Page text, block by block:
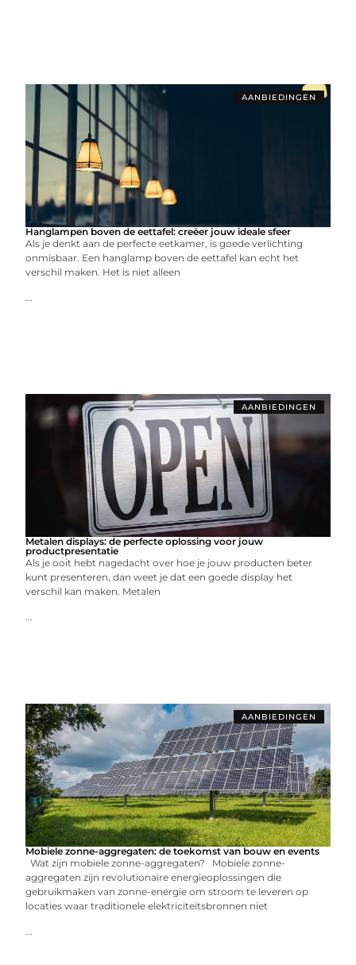
AANBIEDINGEN
Hanglampen boven de eettafel: creëer jouw ideale sfeer
Als je denkt aan de perfecte eetkamer, is goede verlichting
onmisbaar. Een hanglamp boven de eettafel kan echt het
verschil maken. Het is niet alleen
...
AANBIEDINGEN
Metalen displays: de perfecte oplossing voor jouw
productpresentatie
Als je ooit hebt nagedacht over hoe je jouw producten beter
kunt presenteren, dan weet je dat een goede display het
verschil kan maken. Metalen
...
AANBIEDINGEN
Mobiele zonne-aggregaten: de toekomst van bouw en events
Wat zijn mobiele zonne-aggregaten? Mobiele zonne-
aggregaten zijn revolutionaire energieoplossingen die
gebruikmaken van zonne-energie om stroom te leveren op
locaties waar traditionele elektriciteitsbronnen niet
...